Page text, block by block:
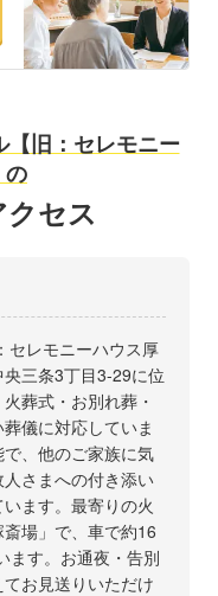
旧：セレモニー
の
セス
セレモニーハウス厚
三条3丁目3-29に位
葬式・お別れ葬・
儀に対応していま
、他のご家族に気
さまへの付き添い
ます。最寄りの火
場」で、車で約16
ます。お通夜・告別
お見送りいただけ